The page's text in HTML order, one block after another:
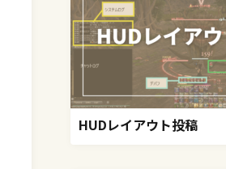
HUDレイアウト投稿